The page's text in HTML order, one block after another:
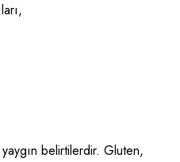
belirtilerdir. Gluten,